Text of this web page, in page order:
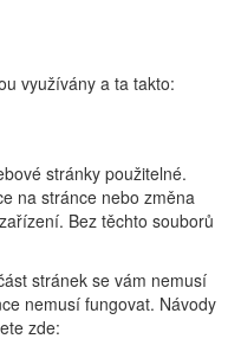
využívány a ta takto:
stránky použitelné.
na stránce nebo změna
Bez těchto souborů
stránek se vám nemusí
nemusí fungovat. Návody
zde: